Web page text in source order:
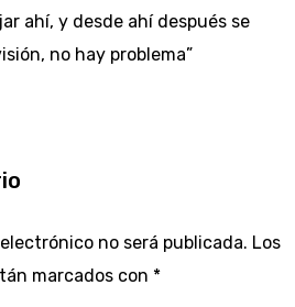
ahí, y desde ahí después se
no hay problema”
no será publicada. Los
marcados con *